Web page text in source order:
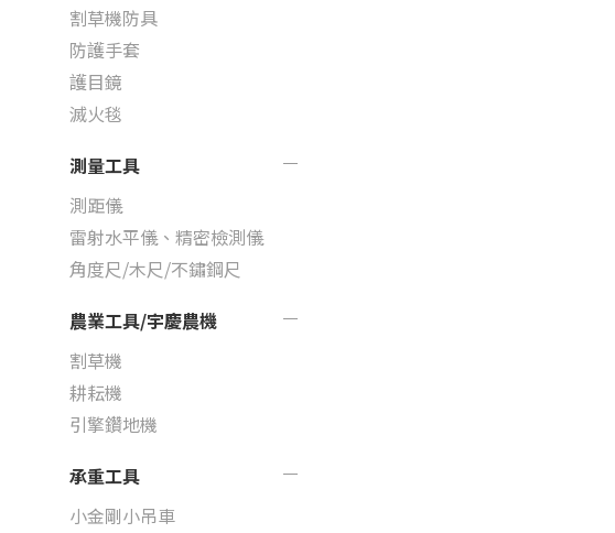
割草機防具
防護手套
護目鏡
滅火毯
測量工具
測距儀
雷射水平儀、精密檢測儀
角度尺/木尺/不鏽鋼尺
農業工具/宇慶農機
割草機
耕耘機
引擎鑽地機
承重工具
小金剛小吊車